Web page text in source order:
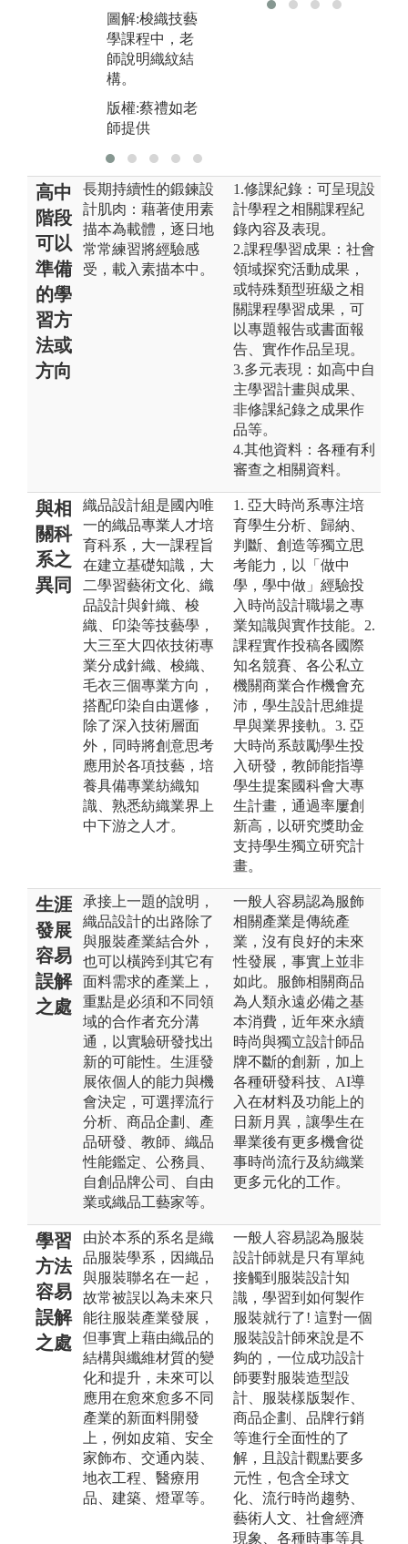
圖解:梭織技藝
學課程中，老
師說明織紋結
構。
版權:蔡禮如老
師提供
高中
階段
可以
準備
的學
習方
法或
方向
長期持續性的鍛鍊設
計肌肉：藉著使用素
描本為載體，逐日地
常常練習將經驗感
受，載入素描本中。
1.修課紀錄：可呈現設
計學程之相關課程紀
錄內容及表現。
2.課程學習成果：社會
領域探究活動成果，
或特殊類型班級之相
關課程學習成果，可
以專題報告或書面報
告、實作作品呈現。
3.多元表現：如高中自
主學習計畫與成果、
非修課紀錄之成果作
品等。
4.其他資料：各種有利
審查之相關資料。
與相
關科
系之
異同
織品設計組是國內唯
一的織品專業人才培
育科系，大一課程旨
在建立基礎知識，大
二學習藝術文化、織
品設計與針織、梭
織、印染等技藝學，
大三至大四依技術專
業分成針織、梭織、
毛衣三個專業方向，
搭配印染自由選修，
除了深入技術層面
外，同時將創意思考
應用於各項技藝，培
養具備專業紡織知
識、熟悉紡織業界上
中下游之人才。
1. 亞大時尚系專注培
育學生分析、歸納、
判斷、創造等獨立思
考能力，以「做中
學，學中做」經驗投
入時尚設計職場之專
業知識與實作技能。2.
課程實作投稿各國際
知名競賽、各公私立
機關商業合作機會充
沛，學生設計思維提
早與業界接軌。3. 亞
大時尚系鼓勵學生投
入研發，教師能指導
學生提案國科會大專
生計畫，通過率屢創
新高，以研究獎助金
支持學生獨立研究計
畫。
生涯
發展
容易
誤解
之處
承接上一題的說明，
織品設計的出路除了
與服裝產業結合外，
也可以橫跨到其它有
面料需求的產業上，
重點是必須和不同領
域的合作者充分溝
通，以實驗研發找出
新的可能性。生涯發
展依個人的能力與機
會決定，可選擇流行
分析、商品企劃、產
品研發、教師、織品
性能鑑定、公務員、
自創品牌公司、自由
業或織品工藝家等。
一般人容易認為服飾
相關產業是傳統產
業，沒有良好的未來
性發展，事實上並非
如此。服飾相關商品
為人類永遠必備之基
本消費，近年來永續
時尚與獨立設計師品
牌不斷的創新，加上
各種研發科技、AI導
入在材料及功能上的
日新月異，讓學生在
畢業後有更多機會從
事時尚流行及紡織業
更多元化的工作。
學習
方法
容易
誤解
之處
由於本系的系名是織
品服裝學系，因織品
與服裝聯名在一起，
故常被誤以為未來只
能往服裝產業發展，
但事實上藉由織品的
結構與纖維材質的變
化和提升，未來可以
應用在愈來愈多不同
產業的新面料開發
上，例如皮箱、安全
家飾布、交通內裝、
地衣工程、醫療用
品、建築、燈罩等。
一般人容易認為服裝
設計師就是只有單純
接觸到服裝設計知
識，學習到如何製作
服裝就行了! 這對一個
服裝設計師來說是不
夠的，一位成功設計
師要對服裝造型設
計、服裝樣版製作、
商品企劃、品牌行銷
等進行全面性的了
解，且設計觀點要多
元性，包含全球文
化、流行時尚趨勢、
藝術人文、社會經濟
現象、各種時事等具